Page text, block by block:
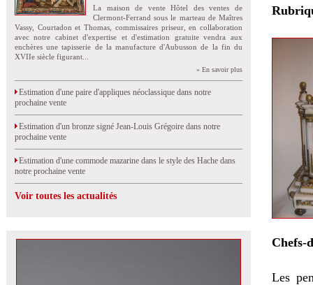
La maison de vente Hôtel des ventes de
Clermont-Ferrand sous le marteau de Maîtres
Vassy, Courtadon et Thomas, commissaires priseur, en collaboration
avec notre cabinet d'expertise et d'estimation gratuite vendra aux
enchères une tapisserie de la manufacture d'Aubusson de la fin du
XVIIe siècle figurant...
» En savoir plus
Estimation d'une paire d'appliques néoclassique dans notre
prochaine vente
Estimation d'un bronze signé Jean-Louis Grégoire dans notre
prochaine vente
Estimation d'une commode mazarine dans le style des Hache dans
notre prochaine vente
Voir toutes les actualités
Chefs-
Les